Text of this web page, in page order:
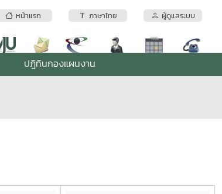
หน้าแรก ภาษาไทย ผู้ดูแลระบบ
ปฎิทินกองแผนงาน